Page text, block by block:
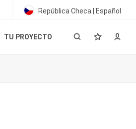
República Checa | Español
TU PROYECTO